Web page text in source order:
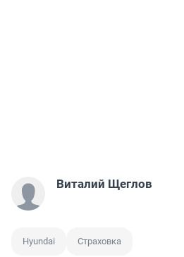
Виталий Щеглов
Hyundai Страховка